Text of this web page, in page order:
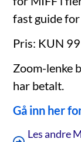
fast guide
Pris: KUN
Zoom-lenke
har betalt.
Gå inn her
Les andre